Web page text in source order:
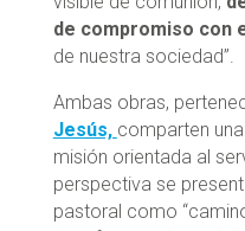
de compromiso con
de nuestra sociedad”.
Ambas obras,
Jesús, comparten
misión orientada al
perspectiva se
pastoral como